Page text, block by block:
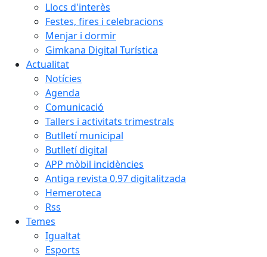
Llocs d'interès
Festes, fires i celebracions
Menjar i dormir
Gimkana Digital Turística
Actualitat
Notícies
Agenda
Comunicació
Tallers i activitats trimestrals
Butlletí municipal
Butlletí digital
APP mòbil incidències
Antiga revista 0,97 digitalitzada
Hemeroteca
Rss
Temes
Igualtat
Esports